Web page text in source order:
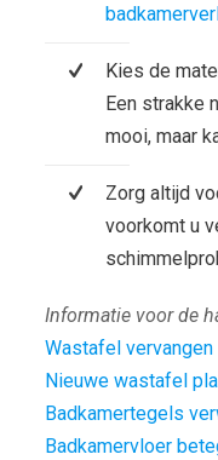
Kies de
Een strakke
mooi, maar
Zorg altijd
voorkomt u
Informatie voor de
Wastafel vervangen
Nieuwe wastafel
Badkamertegels
Badkamervloer